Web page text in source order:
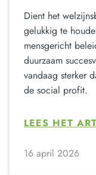
Dient het
gelukkig te
mensgericht
duurzaam
vandaag sterker
de social profit.
LEES HET
16 april 2026